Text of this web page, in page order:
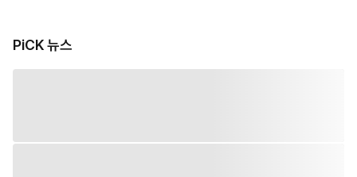
PiCK 뉴스